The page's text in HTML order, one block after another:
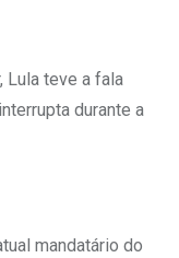
Lula teve a fala
durante a
mandatário do